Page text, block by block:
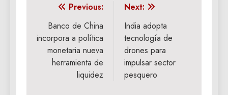
Navegación
de
entradas
Previous:
Banco de China
incorpora a política
monetaria nueva
herramienta de
liquidez
Next:
India adopta
tecnología de
drones para
impulsar sector
pesquero